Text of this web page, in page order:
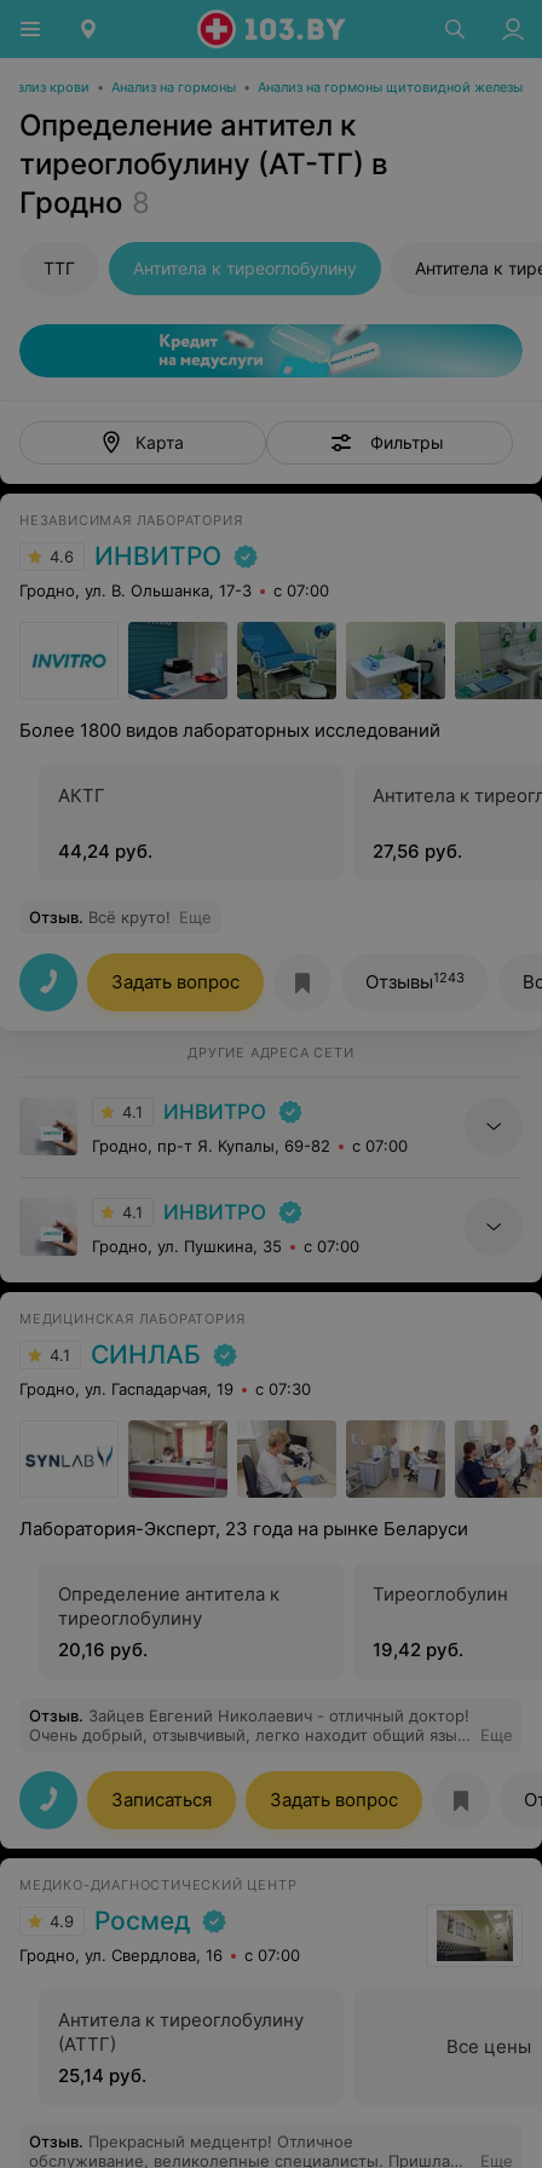
Анализ крови • Анализ на гормоны • Анализ на гормоны щитовидной железы
Определение антител к
тиреоглобулину (АТ-ТГ) в
Гродно 8
ТТГ Антитела к тиреоглобулину Антитела к
Карта Фильтры
НЕЗАВИСИМАЯ ЛАБОРАТОРИЯ
4.6 ИНВИТРО
Гродно, ул. В. Ольшанка, 17-3 с 07:00
Более 1800 видов лабораторных исследований
АКТГ
44,24 руб.
Антитела к
27,56 руб.
Отзыв. Всё круто! Еще
Задать вопрос Отзывы1243
ДРУГИЕ АДРЕСА СЕТИ
4.1 ИНВИТРО
Гродно, пр-т Я. Купалы, 69-82 с 07:00
4.1 ИНВИТРО
Гродно, ул. Пушкина, 35 с 07:00
МЕДИЦИНСКАЯ ЛАБОРАТОРИЯ
4.1 СИНЛАБ
Гродно, ул. Гаспадарчая, 19 с 07:30
Лаборатория-Эксперт, 23 года на рынке Беларуси
Определение антитела к
тиреоглобулину
20,16 руб.
Тиреоглобулин
19,42 руб.
Отзыв. Зайцев Евгений Николаевич - отличный доктор!
Очень добрый, отзывчивый, легко находит общий язык
и китайская медицина, знает сотни способов лечения
по китайской медицине. Лечением очень доволен,
всем советую!
Еще
Записаться Задать вопрос
МЕДИКО-ДИАГНОСТИЧЕСКИЙ ЦЕНТР
4.9 Росмед
Гродно, ул. Свердлова, 16 с 07:00
Антитела к тиреоглобулину
(АТТГ)
25,14 руб.
Все цены
Отзыв. Прекрасный медцентр! Отличное
обслуживание, великолепные специалисты. Пришла
Еще